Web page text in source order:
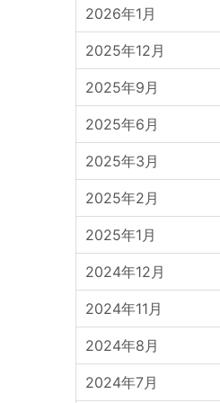
2026年1月
2025年12月
2025年9月
2025年6月
2025年3月
2025年2月
2025年1月
2024年12月
2024年11月
2024年8月
2024年7月